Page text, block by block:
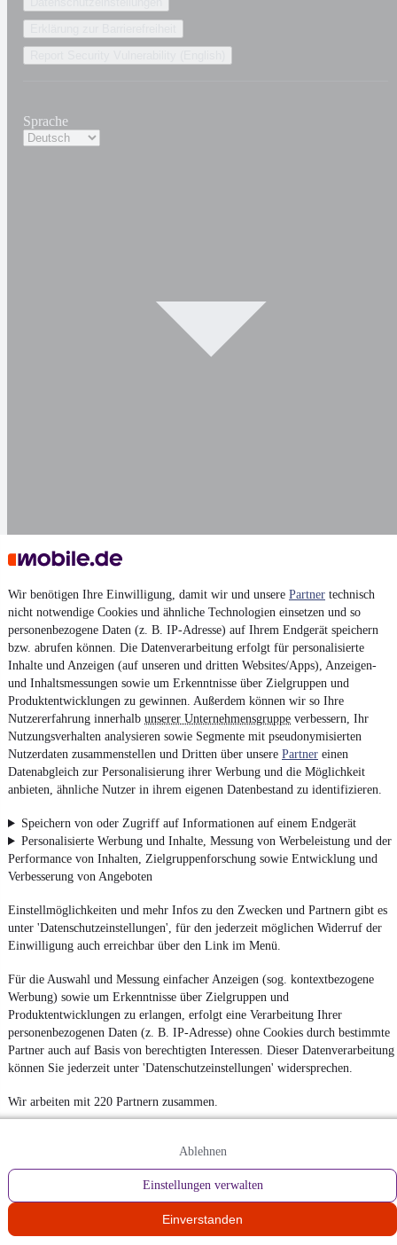
Wir benötigen Ihre Einwilligung, damit wir und unsere Partner technisch
nicht notwendige Cookies und ähnliche Technologien einsetzen und so
personenbezogene Daten (z. B. IP-Adresse) auf Ihrem Endgerät speichern
bzw. abrufen können. Die Datenverarbeitung erfolgt für personalisierte
Inhalte und Anzeigen (auf unseren und dritten Websites/Apps), Anzeigen-
und Inhaltsmessungen sowie um Erkenntnisse über Zielgruppen und
Produktentwicklungen zu gewinnen. Außerdem können wir so Ihre
Nutzererfahrung innerhalb unserer Unternehmensgruppe verbessern, Ihr
Nutzungsverhalten analysieren sowie Segmente mit pseudonymisierten
Nutzerdaten zusammenstellen und Dritten über unsere Partner einen
Datenabgleich zur Personalisierung ihrer Werbung und die Möglichkeit
anbieten, ähnliche Nutzer in ihrem eigenen Datenbestand zu identifizieren.
Speichern von oder Zugriff auf Informationen auf einem Endgerät
Personalisierte Werbung und Inhalte, Messung von Werbeleistung und der
Performance von Inhalten, Zielgruppenforschung sowie Entwicklung und
Verbesserung von Angeboten
Einstellmöglichkeiten und mehr Infos zu den Zwecken und Partnern gibt es
unter 'Datenschutzeinstellungen', für den jederzeit möglichen Widerruf der
Einwilligung auch erreichbar über den Link im Menü.
Für die Auswahl und Messung einfacher Anzeigen (sog. kontextbezogene
Werbung) sowie um Erkenntnisse über Zielgruppen und
Produktentwicklungen zu erlangen, erfolgt eine Verarbeitung Ihrer
personenbezogenen Daten (z. B. IP-Adresse) ohne Cookies durch bestimmte
Partner auch auf Basis von berechtigten Interessen. Dieser Datenverarbeitung
können Sie jederzeit unter 'Datenschutzeinstellungen' widersprechen.
Wir arbeiten mit 220 Partnern zusammen.
Ablehnen
Einstellungen verwalten
Einverstanden
Sprache
Darstellung